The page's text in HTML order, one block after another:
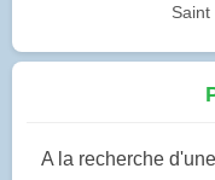
A la recherche